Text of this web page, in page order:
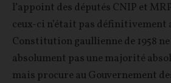
l’appoint des députés CNIP et
ceux-ci n’était pas définitivement
Constitution gaullienne de 1958
absolument pas une majorité
mais procure au Gouvernement